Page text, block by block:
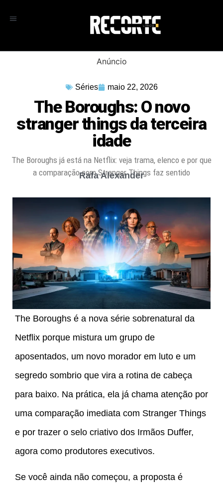
Anúncio
Séries maio 22, 2026
The Boroughs: O novo
stranger things da terceira
idade
The Boroughs já está na Netflix: veja trama, elenco e por que
a comparação com Stranger Things faz sentido
Rafa Alexander
The Boroughs é a nova série sobrenatural da
Netflix porque mistura um grupo de
aposentados, um novo morador em luto e um
segredo sombrio que vira a rotina de cabeça
para baixo. Na prática, ela já chama atenção por
uma comparação imediata com Stranger Things
e por trazer o selo criativo dos Irmãos Duffer,
agora como produtores executivos.
Se você ainda não começou, a proposta é